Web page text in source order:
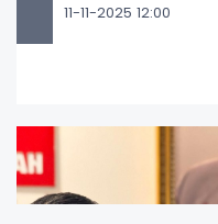
11-11-2025 12:00